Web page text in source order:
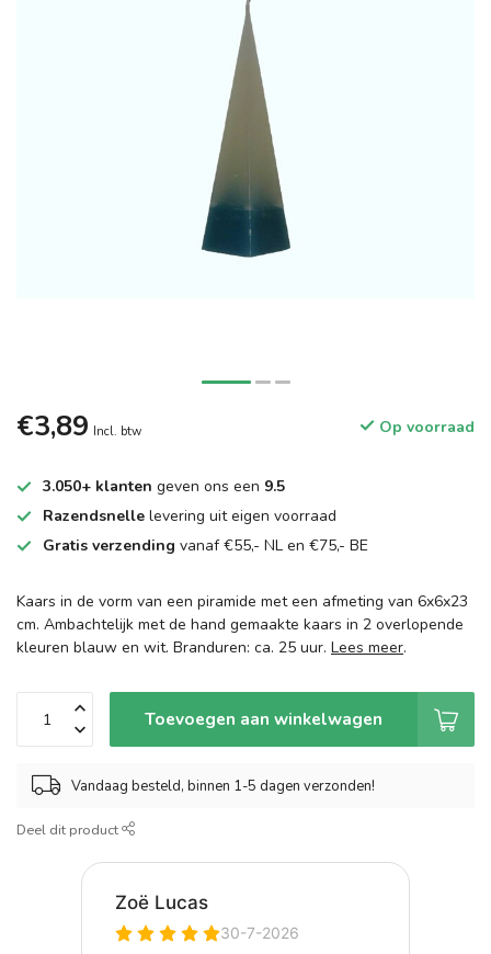
€3,89 Incl. btw Op voorraad
3.050+ klanten geven ons een 9.5
Razendsnelle levering uit eigen voorraad
Gratis verzending vanaf €55,- NL en €75,- BE
Kaars in de vorm van een piramide met een afmeting van 6x6x23
cm. Ambachtelijk met de hand gemaakte kaars in 2 overlopende
kleuren blauw en wit. Branduren: ca. 25 uur. Lees meer.
Toevoegen aan winkelwagen
Vandaag besteld, binnen 1-5 dagen verzonden!
Deel dit product